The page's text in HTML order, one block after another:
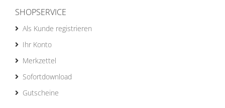
SHOPSERVICE
Als Kunde registrieren
Ihr Konto
Merkzettel
Sofortdownload
Gutscheine